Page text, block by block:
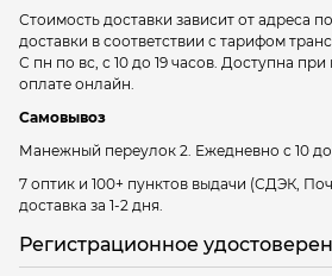
Стоимость доставки зависит от адреса
доставки в соответствии с тарифом
С пн по вс, с 10 до 19 часов. Доступна
оплате онлайн.
Самовывоз
Манежный переулок 2. Ежедневно с 10
7 оптик и 100+ пунктов выдачи (СДЭК,
доставка за 1-2 дня.
Регистрационное